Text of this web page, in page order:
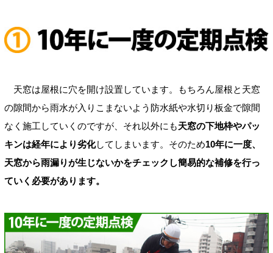
天窓は屋根に穴を開け設置しています。もちろん屋根と天窓
の隙間から雨水が入りこまないよう防水紙や水切り板金で隙間
なく施工していくのですが、それ以外にも天窓の下地枠やパッ
キンは経年により劣化してしまいます。そのため10年に一度、
天窓から雨漏りが生じないかをチェックし簡易的な補修を行っ
ていく必要があります。